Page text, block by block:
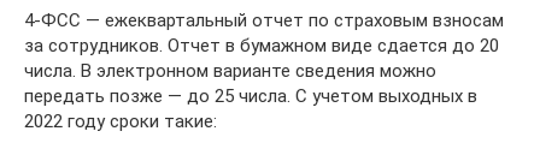
4-ФСС — ежеквартальный отчет по страховым взносам
за сотрудников. Отчет в бумажном виде сдается до 20
числа. В электронном варианте сведения можно
передать позже — до 25 числа. С учетом выходных в
2022 году сроки такие: